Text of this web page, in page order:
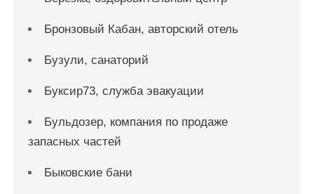
Бронзовый Кабан, авторский отель
Бузули, санаторий
Буксир73, служба эвакуации
Бульдозер, компания по продаже
запасных частей
Быковские бани